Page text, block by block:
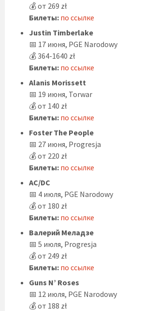
💰 от 269 zł
Билеты: по ссылке
Justin Timberlake
📅 17 июня, PGE Narodowy
💰 364-1640 zł
Билеты: по ссылке
Alanis Morissett
📅 19 июня, Torwar
💰 от 140 zł
Билеты: по ссылке
Foster The People
📅 27 июня, Progresja
💰 от 220 zł
Билеты: по ссылке
AC/DC
📅 4 июля, PGE Narodowy
💰 от 180 zł
Билеты: по ссылке
Валерий Меладзе
📅 5 июля, Progresja
💰 от 249 zł
Билеты: по ссылке
Guns N’ Roses
📅 12 июля, PGE Narodowy
💰 от 188 zł